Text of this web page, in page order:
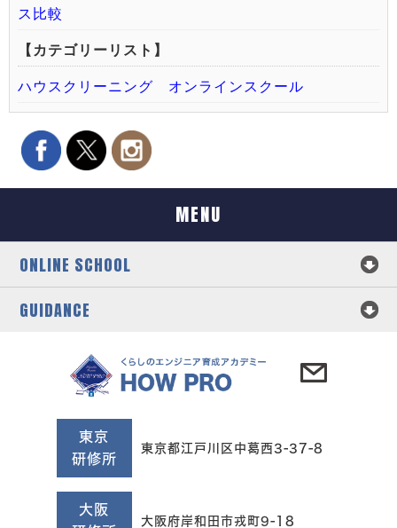
ス比較
【カテゴリーリスト】
ハウスクリーニング オンラインスクール
MENU
ONLINE SCHOOL
GUIDANCE
東京
研修所
東京都江戸川区中葛西3-37-8
大阪
大阪府岸和田市戎町9-18